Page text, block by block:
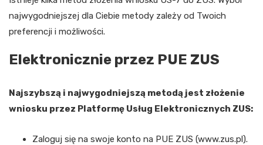
najwygodniejszej dla Ciebie metody zależy od Twoich
preferencji i możliwości.
Elektronicznie przez PUE ZUS
Najszybszą i najwygodniejszą metodą jest złożenie
wniosku przez Platformę Usług Elektronicznych ZUS:
Zaloguj się na swoje konto na PUE ZUS (www.zus.pl).